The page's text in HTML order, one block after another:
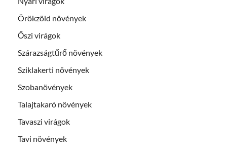
Örökzöld növények
Őszi virágok
Szárazságtűrő növények
Sziklakerti növények
Szobanövények
Talajtakaró növények
Tavaszi virágok
Tavi növények